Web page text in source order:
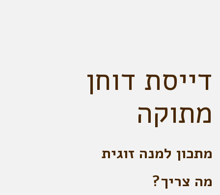
דייסת דוחן
מתוקה
מתכון למנה זוגית
מה צריך?